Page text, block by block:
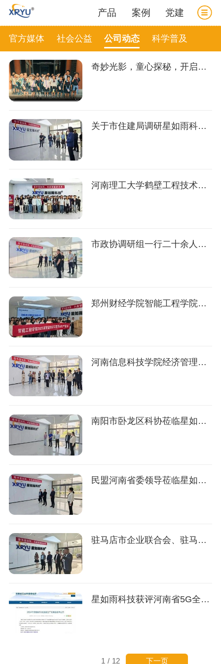
产品 案例 党建
官方媒体 社会公益 公司动态 科学普及
奇妙光影，童心探秘，开启一段难忘而意义非凡的光影研学之旅
关于市住建局调研星如雨科技推动绿色建材产业链发展的简报
河南理工大学鹤壁工程技术学院组织90余名大学生到星如雨科技开展实践研学活动
市政协调研组一行二十余人赴星如雨科技参观调研
郑州财经学院智能工程学院组织80余名应届毕业生到星如雨科技开展实践研学活动
河南信息科技学院经济管理学院院长吴艳华一行参观企业，就校企合作事宜座谈交流
南阳市卧龙区科协莅临星如雨科技参观调研
民盟河南省委领导莅临星如雨科技调研指导
驻马店市企业联合会、驻马店市企业家协会一行莅临星如雨科技参观
星如雨科技获评河南省5G全连接工厂
1 / 12 下一页